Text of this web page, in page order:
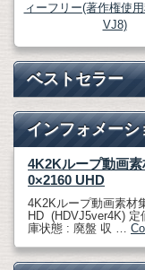
ィーフリー(著作権使
VJ8)
ベストセラー
インフォメーシ
4K2Kループ動画
0×2160 UHD
4K2Kループ動画素材
HD (HDVJ5ver4K) 定
庫状態 : 廃盤 収 …